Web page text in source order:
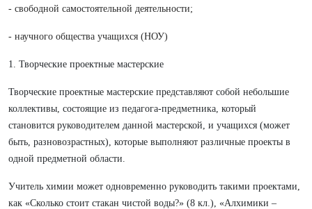
- свободной самостоятельной деятельности;
- научного общества учащихся (НОУ)
1. Творческие проектные мастерские
Творческие проектные мастерские представляют собой небольшие
коллективы, состоящие из педагога-предметника, который
становится руководителем данной мастерской, и учащихся (может
быть, разновозрастных), которые выполняют различные проекты в
одной предметной области.
Учитель химии может одновременно руководить такими проектами,
как «Сколько стоит стакан чистой воды?» (8 кл.), «Алхимики –